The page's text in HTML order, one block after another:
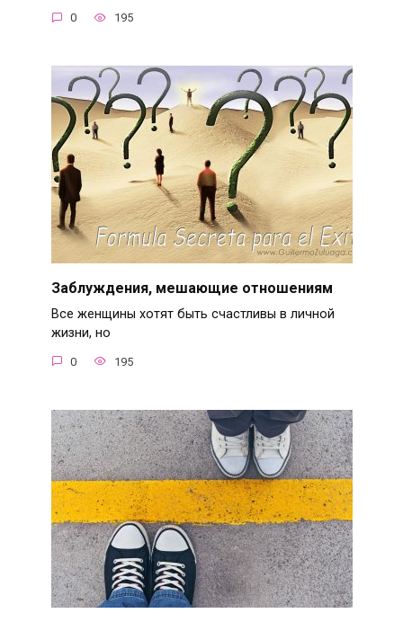
0 195
Заблуждения, мешающие отношениям
Все женщины хотят быть счастливы в личной
жизни, но
0 195